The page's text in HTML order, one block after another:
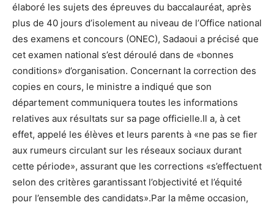
élaboré les sujets des épreuves du baccalauréat, après
plus de 40 jours d’isolement au niveau de l’Office national
des examens et concours (ONEC), Sadaoui a précisé que
cet examen national s’est déroulé dans de «bonnes
conditions» d’organisation. Concernant la correction des
copies en cours, le ministre a indiqué que son
département communiquera toutes les informations
relatives aux résultats sur sa page officielle.Il a, à cet
effet, appelé les élèves et leurs parents à «ne pas se fier
aux rumeurs circulant sur les réseaux sociaux durant
cette période», assurant que les corrections «s’effectuent
selon des critères garantissant l’objectivité et l’équité
pour l’ensemble des candidats».Par la même occasion,